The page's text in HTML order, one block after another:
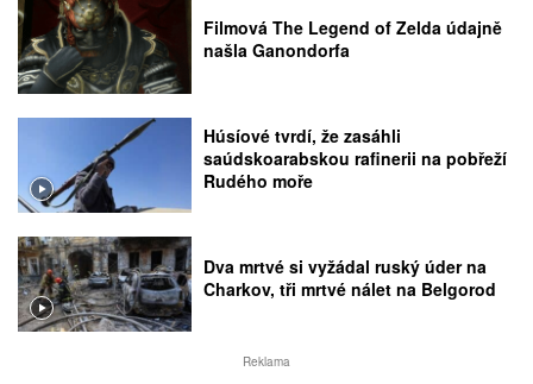
Filmová The Legend of Zelda údajně
našla Ganondorfa
Húsíové tvrdí, že zasáhli
saúdskoarabskou rafinerii na pobřeží
Rudého moře
Dva mrtvé si vyžádal ruský úder na
Charkov, tři mrtvé nálet na Belgorod
Reklama